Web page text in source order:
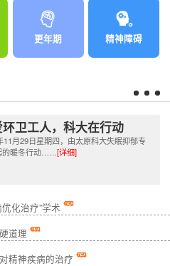
更年期 精神障碍
环卫工人，科大在行动
11月29日星期四，由太原科大失眠抑郁专
的暖冬行动……[详细]
化治疗”学术
道理
精神疾病的治疗